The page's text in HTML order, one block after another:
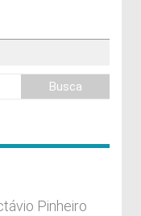
Pinheiro